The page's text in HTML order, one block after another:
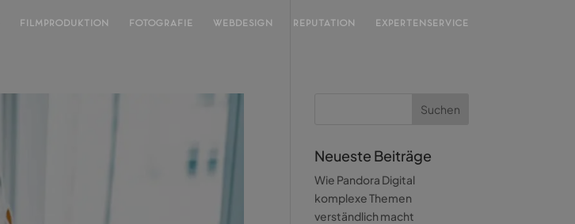
FILMPRODUKTION FOTOGRAFIE WEBDESIGN REPUTATION EXPERTENSERVICE
Neueste Beiträge
Wie Pandora Digital
komplexe Themen
verständlich macht